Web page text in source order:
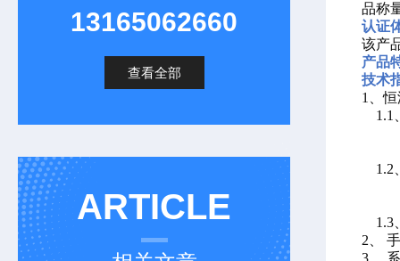
13165062660
查看全部
ARTICLE
品称
认证
该产
产品
技术
1
、
1.1
1.2
1.3
2、
3、